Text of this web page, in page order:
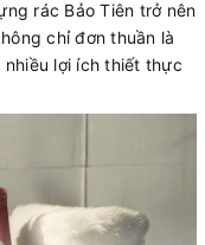
rác Bảo Tiên trở nên
chỉ đơn thuần là
lợi ích thiết thực